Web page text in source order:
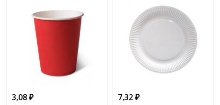
3,08 ₽ 7,32 ₽